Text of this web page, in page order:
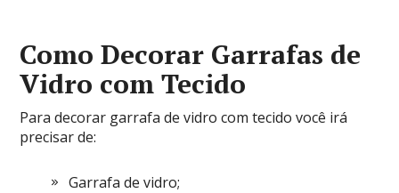
Como Decorar Garrafas de
Vidro com Tecido
Para decorar garrafa de vidro com tecido você irá
precisar de:
Garrafa de vidro;